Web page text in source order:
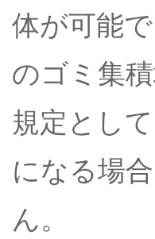
体が可能
のゴミ集
規定とし
になる場
ん。